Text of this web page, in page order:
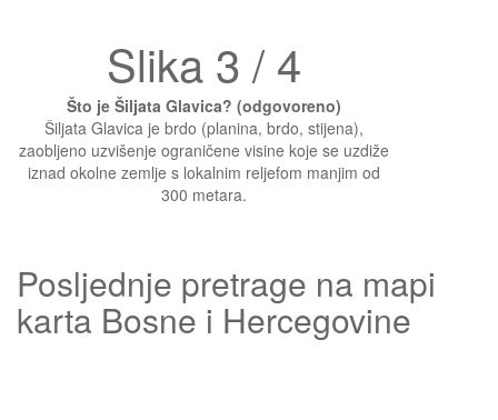
Slika 3 / 4
Što je Šiljata Glavica? (odgovoreno)
Šiljata Glavica je brdo (planina, brdo, stijena),
zaobljeno uzvišenje ograničene visine koje se uzdiže
iznad okolne zemlje s lokalnim reljefom manjim od
300 metara.
Posljednje pretrage na mapi
karta Bosne i Hercegovine